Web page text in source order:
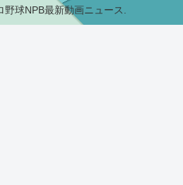
球NPB最新動画ニュース.